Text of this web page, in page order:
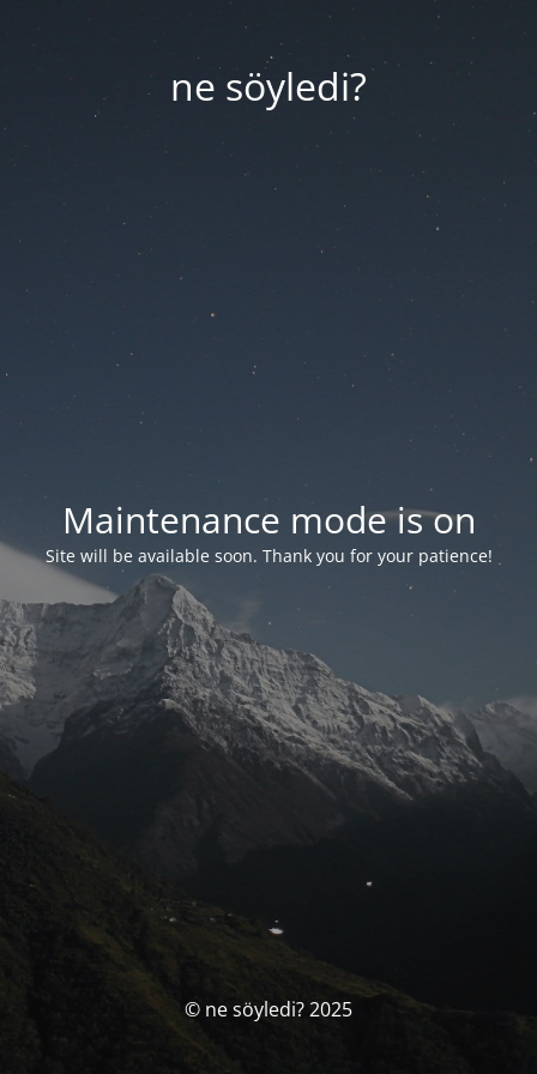
ne söyledi?
Maintenance mode is on
Site will be available soon. Thank you for your patience!
© ne söyledi? 2025